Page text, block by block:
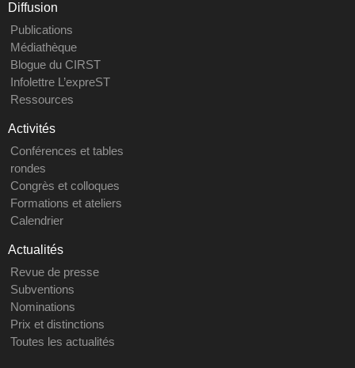
Diffusion
Publications
Médiathèque
Blogue du CIRST
Infolettre L’expreST
Ressources
Activités
Conférences et tables
rondes
Congrès et colloques
Formations et ateliers
Calendrier
Actualités
Revue de presse
Subventions
Nominations
Prix et distinctions
Toutes les actualités